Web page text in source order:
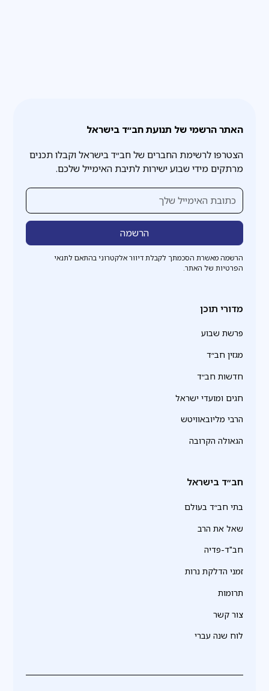
האתר הרשמי של תנועת חב״ד בישראל
הצטרפו לרשימת החברים של חב״ד בישראל וקבלו תכנים
מרתקים מידי שבוע ישירות לתיבת האימייל שלכם.
הרשמה מאשרת הסכמתך לקבלת דיוור אלקטרוני בהתאם לתנאי
הפרטיות של האתר.
מדורי תוכן
פרשת שבוע
מגזין חב״ד
חדשות חב״ד
חגים ומועדי ישראל
הרבי מליובאוויטש
הגאולה הקרובה
חב״ד בישראל
בתי חב״ד בעולם
שאל את הרב
חב"ד-פדיה
זמני הדלקת נרות
תרומות
צור קשר
לוח שנה עברי